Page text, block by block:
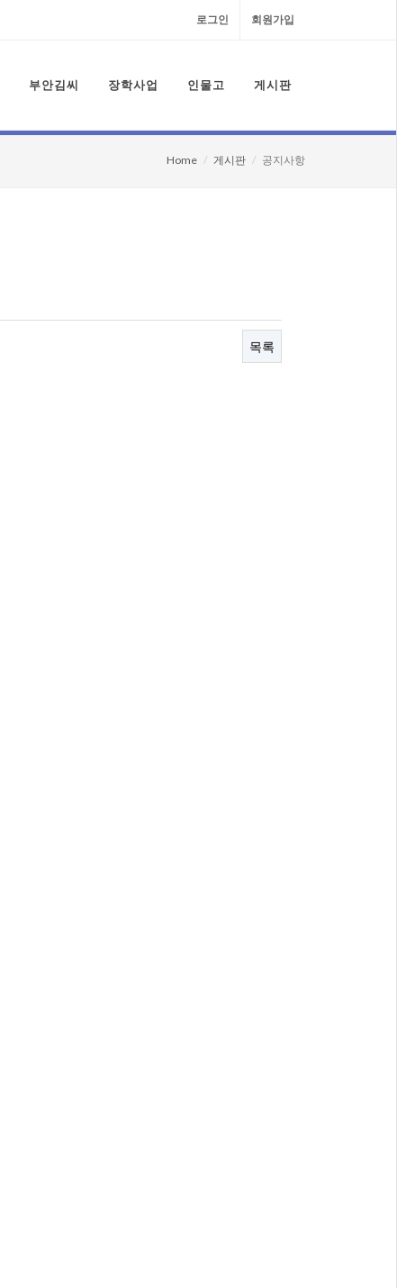
로그인 회원가입
부안김씨 장학사업 인물고 게시판
Home 게시판 공지사항
목록